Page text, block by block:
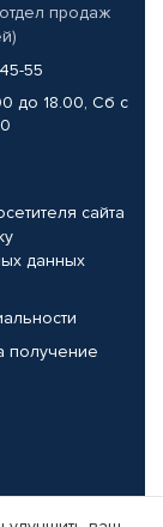
продаж
55
до 18.00, Сб с
сайта
данных
получение